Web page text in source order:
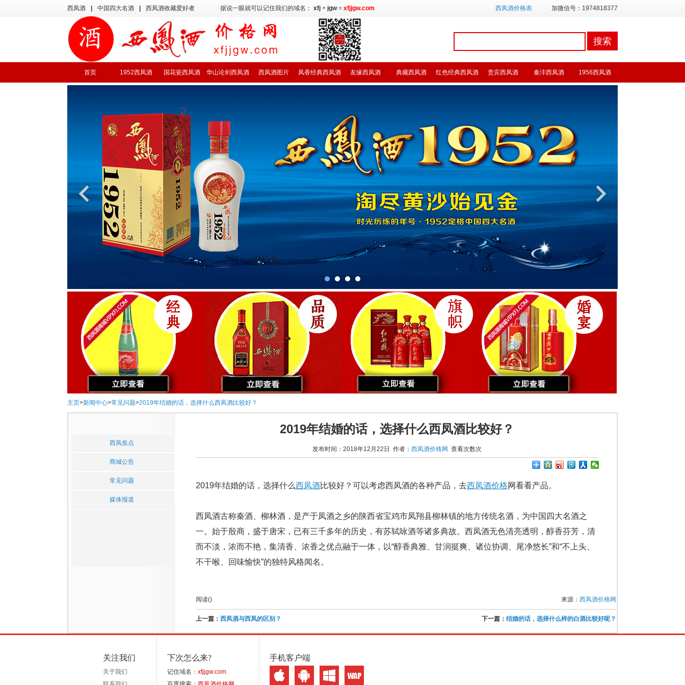
西凤酒 中国四大名酒 西凤酒收藏爱好者 据说一眼就可以记住我们的域名： xfj + jgw= xfjjgw.com 西凤酒价格表 加微信号：1974818377
首页 1952西凤酒 国花瓷西凤酒 华山论剑西凤酒 西凤酒图片 凤香经典西凤酒 友缘西凤酒 典藏西凤酒 红色经典西凤酒 贵宾西凤酒 秦沣西凤酒 1956西凤酒
主页>新闻中心>常见问题>2019年结婚的话，选择什么西凤酒比较好？
西凤焦点
商城公告
常见问题
媒体报道
2019年结婚的话，选择什么西凤酒比较好？
发布时间：2018年12月22日 作者： 西凤酒价格网 查看次数次
2019年结婚的话，选择什么西凤酒比较好？可以考虑西凤酒的各种产品，去西凤酒价格网看看产品。
西凤酒古称秦酒、柳林酒，是产于凤酒之乡的陕西省宝鸡市凤翔县柳林镇的地方传统名酒，为中国四大名酒之
一。始于殷商，盛于唐宋，已有三千多年的历史，有苏轼咏酒等诸多典故。西凤酒无色清亮透明，醇香芬芳，清
而不淡，浓而不艳，集清香、浓香之优点融于一体，以“醇香典雅、甘润挺爽、诸位协调、尾净悠长”和“不上头、
不干喉、回味愉快”的独特风格闻名。
阅读() 来源： 西凤酒价格网
上一篇： 西凤酒与西凤的区别？ 下一篇： 结婚的话，选择什么样的白酒比较好呢？
关注我们
关于我们
下次怎么来?
记住域名： xfjjgw.com
手机客户端